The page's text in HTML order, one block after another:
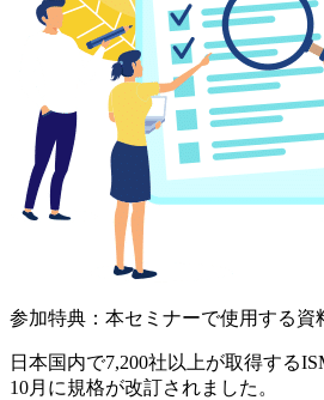
参加特典：本セミナーで使用する資
日本国内で7,200社以上が取得する
10月に規格が改訂されました。